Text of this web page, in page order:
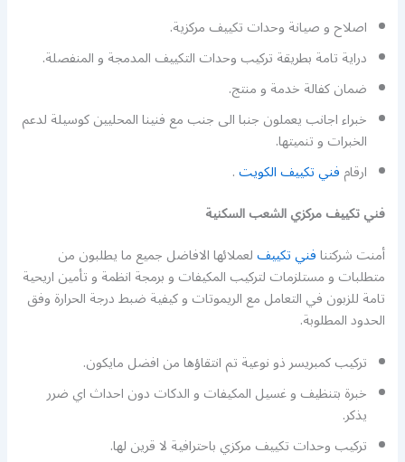
اصلاح و صيانة وحدات تكييف مركزية.
دراية تامة بطريقة تركيب وحدات التكييف المدمجة و المنفصلة.
ضمان كفالة خدمة و منتج.
خبراء اجانب يعملون جنبا الى جنب مع فنينا المحليين كوسيلة لدعم
الخبرات و تنميتها.
ارقامفني تكييف الكويت.
فني تكييف مركزي الشعب السكنية
أمنت شركتنافني تكييفلعملائها الافاضل جميع ما يطلبون من
متطلبات و مستلزمات لتركيب المكيفات و برمجة انظمة و تأمين اريحية
تامة للزبون في التعامل مع الريموتات و كيفية ضبط درجة الحرارة وفق
الحدود المطلوبة.
تركيب كمبريسر ذو نوعية تم انتقاؤها من افضل مايكون.
خبرة بتنظيف و غسيل المكيفات و الدكات دون احداث اي ضرر
يذكر.
تركيب وحدات تكييف مركزي باحترافية لا قرين لها.